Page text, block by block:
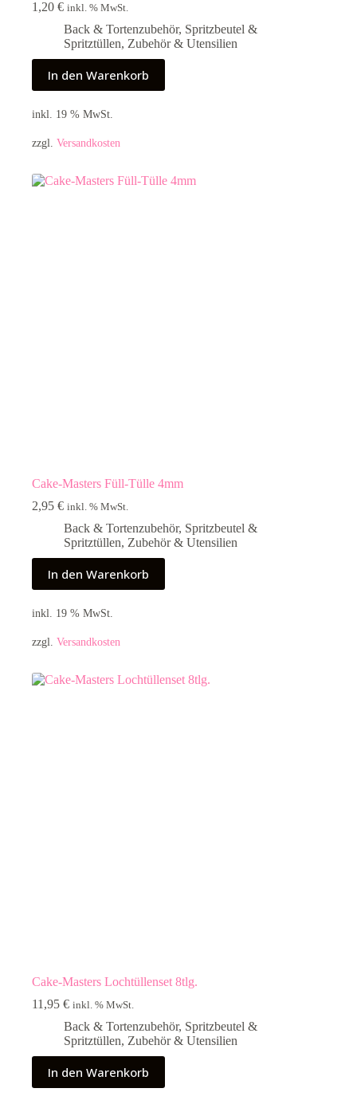
1,20 € inkl. % MwSt.
Back & Tortenzubehör, Spritzbeutel &
Spritztüllen, Zubehör & Utensilien
In den Warenkorb
inkl. 19 % MwSt.
zzgl. Versandkosten
Cake-Masters Füll-Tülle 4mm
2,95 € inkl. % MwSt.
Back & Tortenzubehör, Spritzbeutel &
Spritztüllen, Zubehör & Utensilien
In den Warenkorb
inkl. 19 % MwSt.
zzgl. Versandkosten
Cake-Masters Lochtüllenset 8tlg.
11,95 € inkl. % MwSt.
Back & Tortenzubehör, Spritzbeutel &
Spritztüllen, Zubehör & Utensilien
In den Warenkorb